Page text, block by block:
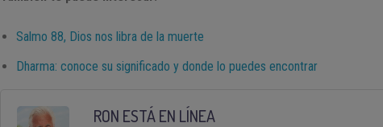
Salmo 88, Dios nos libra de la muerte
Dharma: conoce su significado y donde lo puedes encontrar
RON ESTÁ EN LÍNEA